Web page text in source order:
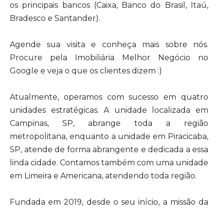
os principais bancos (Caixa, Banco do Brasil, Itaú,
Bradesco e Santander).
Agende sua visita e conheça mais sobre nós.
Procure pela Imobiliária Melhor Negócio no
Google e veja o que os clientes dizem :)
Atualmente, operamos com sucesso em quatro
unidades estratégicas. A unidade localizada em
Campinas, SP, abrange toda a região
metropolitana, enquanto a unidade em Piracicaba,
SP, atende de forma abrangente e dedicada a essa
linda cidade. Contamos também com uma unidade
em Limeira e Americana, atendendo toda região.
Fundada em 2019, desde o seu início, a missão da